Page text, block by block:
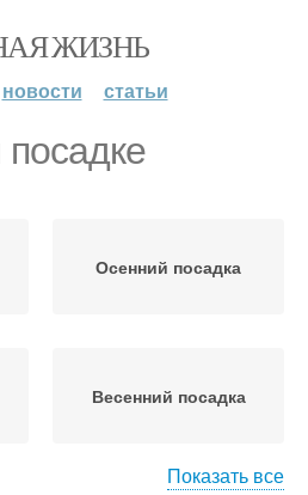
ЖИЗНЬ
новости статьи
Осенний посадка
Весенний посадка
Показать все